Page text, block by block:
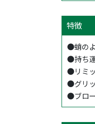
特徴
●蛸の
●持ち
●リミ
●グリ
●ブロ